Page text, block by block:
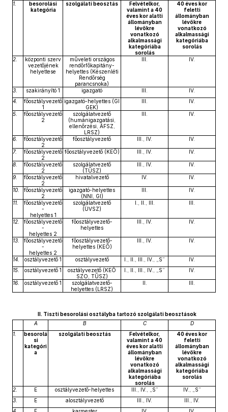
1.
besorolási
kategória
szolgálati beosztás
Felvételkor,
valamint a 40
éves kor alatti
állományban
lévőkre
vonatkozó
alkalmassági
kategóriába
sorolás
40 éves kor
feletti
állományban
lévőkre
vonatkozó
alkalmassági
kategóriába
sorolás
2.
központi szerv
vezetőjének
helyettese
műveleti országos
rendőrfőkapitány-
helyettes (Készenléti
Rendőrség
parancsnoka)
III. IV.
3. szakirányító 1 igazgató III.
IV.
4.
főosztályvezető
1
igazgató-helyettes (GI
GEK)
III. IV.
5.
főosztályvezető
2
szolgálatvezető
(humánigazgatási,
ellenőrzési, ÁFSZ,
LRSZ)
III. IV.
6.
főosztályvezető
2
főosztályvezető III., IV. IV.
7.
főosztályvezető
2
főosztályvezető (KEŐ) III., IV. IV.
8.
főosztályvezető
2
szolgálatvezető
(TŰSZ)
III., IV. IV.
9.
főosztályvezető
2
hivatalvezető IV. IV.
10.
főosztályvezető
2
igazgató-helyettes
(NNI, GI)
III. IV.
11.
főosztályvezető
-
helyettes 1
szolgálatvezető
(ÜVSZ)
I., II., III. III.
12.
főosztályvezető
-
helyettes 2
főosztályvezető-
helyettes
III., IV. IV.
13.
főosztályvezető
-
helyettes 2
főosztályvezető-
helyettes (KEŐ)
III., IV. IV.
14. osztályvezető 1 osztályvezető I., II., III., IV., „S”
IV.
15.
osztályvezető 1
osztályvezető (KEŐ
SZO, TŰSZ)
I., II., III., IV., „S” IV.
16. osztályvezető 1
szolgálatvezető-
helyettes (LRSZ)
II. III.
II. Tiszti besorolási osztályba tartozó szolgálati beosztások
A
B C
D
1.
besorolá
si
kategóri
a
szolgálati beosztás
Felvételkor,
valamint a 40
éves kor alatti
állományban
lévőkre
vonatkozó
alkalmassági
kategóriába
sorolás
40 éves kor
feletti
állományban
lévőkre
vonatkozó
alkalmassági
kategóriába
sorolás
2. E osztályvezető-helyettes III., IV., „S”
IV., „S”
3.
E alosztályvezető III., IV.
III., IV.